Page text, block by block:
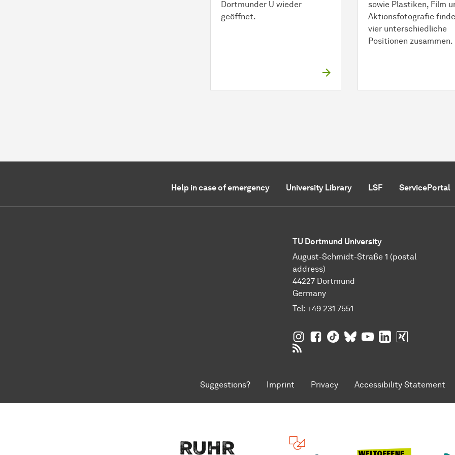
Dortmunder U wieder
geöffnet.
sowie Plastiken, Film
Aktionsfotografie
vier unterschiedliche
Positionen zusammen.
Help in case of emergency University Library LSF ServicePortal
TU Dortmund University
August-Schmidt-Straße 1 (postal
address)
44227 Dortmund
Germany
Tel: +49 231 7551
TU Dortmund University on Instagram
TU Dortmund University on
TU Dortmund University on
TU Dortmund University
TU Dortmund
TU Dortmund
Suggestions? Imprint Privacy Accessibility Statement